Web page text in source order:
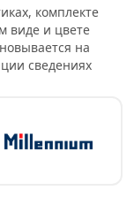
доставки
переходной
комплекте
виде и цвете
на
сведениях